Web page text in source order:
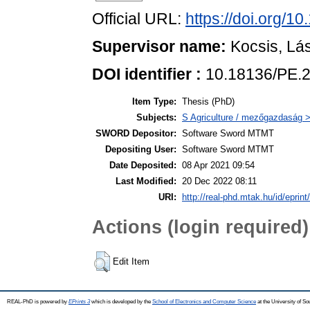
Official URL: https://doi.org/
Supervisor name: Kocsis,
DOI identifier : 10.18136/
Item Type: Thesis (PhD)
Subjects: S Agriculture / mezőgazdaság
SWORD Depositor: Software Sword MTMT
Depositing User: Software Sword MTMT
Date Deposited: 08 Apr 2021 09:54
Last Modified:
20 Dec 2022 08:11
URI:
http://real-phd.mtak.hu/id/
Actions (login required)
Edit Item
REAL-PhD is powered by EPrints 3which is developed by the School of Electronics and Computer Science at the University of